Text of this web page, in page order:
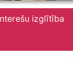
izglītība